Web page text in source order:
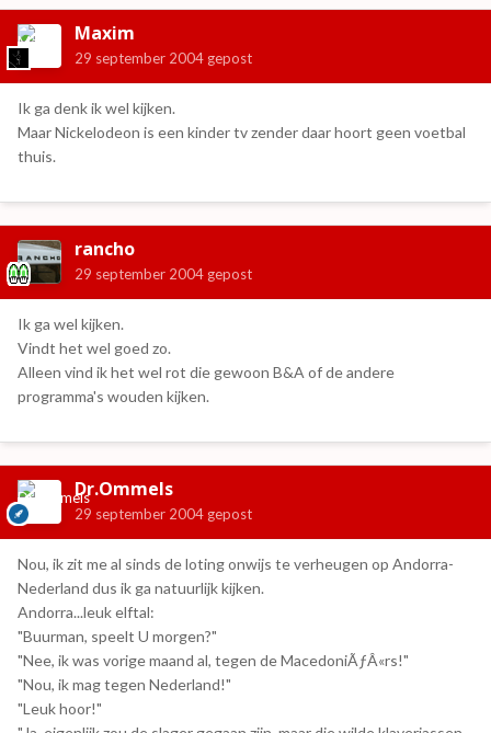
Maxim
29 september 2004 gepost
Ik ga denk ik wel kijken.
Maar Nickelodeon is een kinder tv zender daar hoort geen voetbal
thuis.
rancho
29 september 2004 gepost
Ik ga wel kijken.
Vindt het wel goed zo.
Alleen vind ik het wel rot die gewoon B&A of de andere
programma's wouden kijken.
Dr.Ommels
29 september 2004 gepost
Nou, ik zit me al sinds de loting onwijs te verheugen op Andorra-
Nederland dus ik ga natuurlijk kijken.
Andorra...leuk elftal:
"Buurman, speelt U morgen?"
"Nee, ik was vorige maand al, tegen de MacedoniÃƒÂ«rs!"
"Nou, ik mag tegen Nederland!"
"Leuk hoor!"